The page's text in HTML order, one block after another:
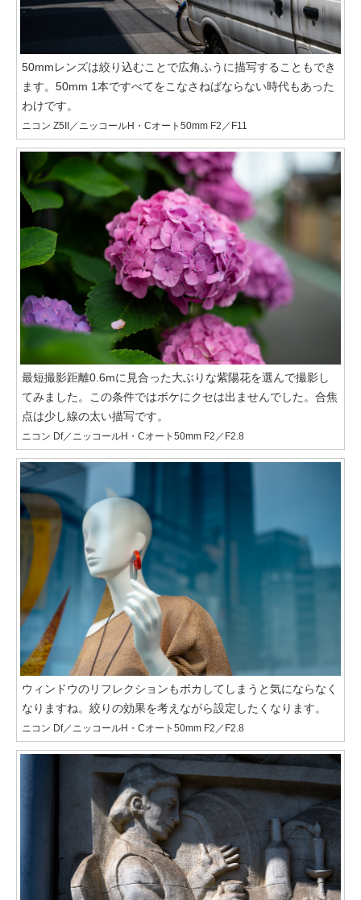
50mmレンズは絞り込むことで広角ふうに描写することもでき
ます。50mm 1本ですべてをこなさねばならない時代もあった
わけです。
ニコン Z5II／ニッコールH・Cオート50mm F2／F11
最短撮影距離0.6mに見合った大ぶりな紫陽花を選んで撮影し
てみました。この条件ではボケにクセは出ませんでした。合焦
点は少し線の太い描写です。
ニコン Df／ニッコールH・Cオート50mm F2／F2.8
ウィンドウのリフレクションもボカしてしまうと気にならなく
なりますね。絞りの効果を考えながら設定したくなります。
ニコン Df／ニッコールH・Cオート50mm F2／F2.8